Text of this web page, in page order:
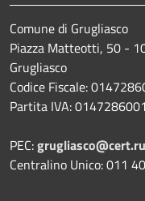
Comune di Grugliasco
Piazza Matteotti, 50 -
Grugliasco
Codice Fiscale:
Partita IVA:
PEC:
Centralino Unico: 011